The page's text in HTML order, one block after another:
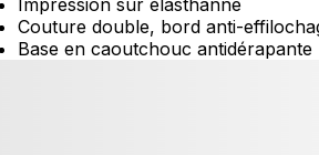
Impression sur élasthanne
Couture double, bord anti-
Base en caoutchouc antidérapante